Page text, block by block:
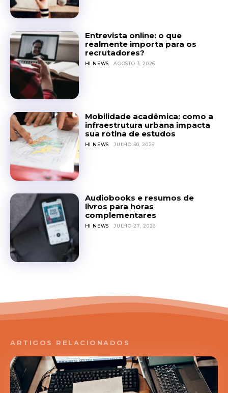
Entrevista online: o que
realmente importa para os
recrutadores?
HI NEWS AGOSTO 3, 2026
Mobilidade acadêmica: como a
infraestrutura urbana impacta
sua rotina de estudos
HI NEWS JULHO 30, 2026
Audiobooks e resumos de
livros para horas
complementares
HI NEWS JULHO 27, 2026
ARTIGOS RELACIONADOS